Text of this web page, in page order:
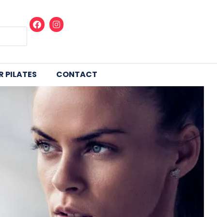
PILATES CONTACT
PERSONAL TRAINER